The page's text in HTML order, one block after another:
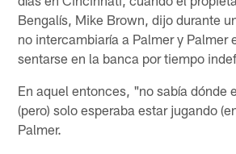
Bengalís, Mike Brown, dijo durante
no intercambiaría a Palmer y Palmer
sentarse en la banca por tiempo
En aquel entonces, "no sabía dónde
(pero) solo esperaba estar jugando
Palmer.